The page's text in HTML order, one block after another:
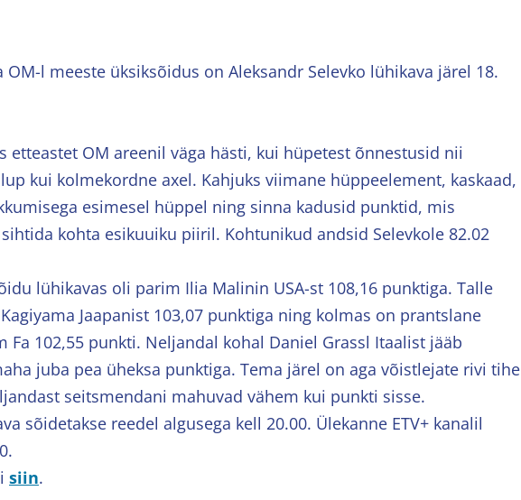
OM-l meeste üksiksõidus on Aleksandr Selevko lühikava järel 18.
etteastet OM areenil väga hästi, kui hüpetest õnnestusid nii
kui kolmekordne axel. Kahjuks viimane hüppeelement, kaskaad,
esimesel hüppel ning sinna kadusid punktid, mis
kohta esikuuiku piiril. Kohtunikud andsid Selevkole 82.02
lühikavas oli parim Ilia Malinin USA-st 108,16 punktiga. Talle
Jaapanist 103,07 punktiga ning kolmas on prantslane
Fa 102,55 punkti. Neljandal kohal Daniel Grassl Itaalist jääb
juba pea üheksa punktiga. Tema järel on aga võistlejate rivi tihe
seitsmendani mahuvad vähem kui punkti sisse.
sõidetakse reedel algusega kell 20.00. Ülekanne ETV+ kanalil
siin.